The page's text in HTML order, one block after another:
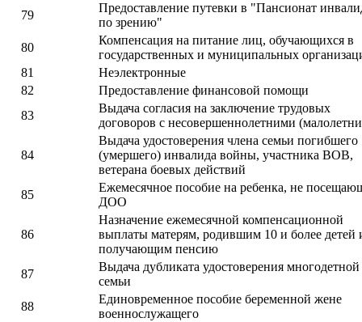
79
Предоставление путевки в "Пансионат
по зрению"
80
Компенсация на питание лиц, обучающихся в
государственных и муниципальных
81
Неэлектронные
82
Предоставление финансовой помощи
83
Выдача согласия на заключение трудовых
договоров с несовершеннолетними
84
Выдача удостоверения члена семьи погибшего
(умершего) инвалида войны, участника ВОВ,
ветерана боевых действий
85
Ежемесячное пособие на ребенка, не
ДОО
86
Назначение ежемесячной компенсационной
выплаты матерям, родившим 10 и более детей
получающим пенсию
87
Выдача дубликата удостоверения многодетной
семьи
88
Единовременное пособие беременной жене
военнослужащего